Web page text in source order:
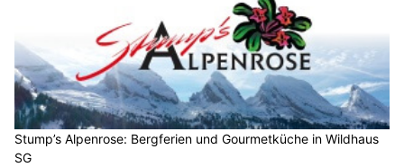
Stump’s Alpenrose: Bergferien und Gourmetküche in Wildhaus
SG